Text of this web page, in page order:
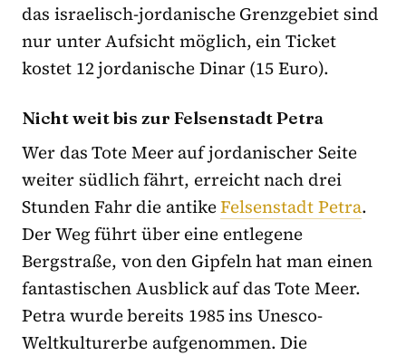
das israelisch-jordanische Grenzgebiet sind
nur unter Aufsicht möglich, ein Ticket
kostet 12 jordanische Dinar (15 Euro).
Nicht weit bis zur Felsenstadt Petra
Wer das Tote Meer auf jordanischer Seite
weiter südlich fährt, erreicht nach drei
Stunden Fahr die antikeFelsenstadt Petra.
Der Weg führt über eine entlegene
Bergstraße, von den Gipfeln hat man einen
fantastischen Ausblick auf das Tote Meer.
Petra wurde bereits 1985 ins Unesco-
Weltkulturerbe aufgenommen. Die